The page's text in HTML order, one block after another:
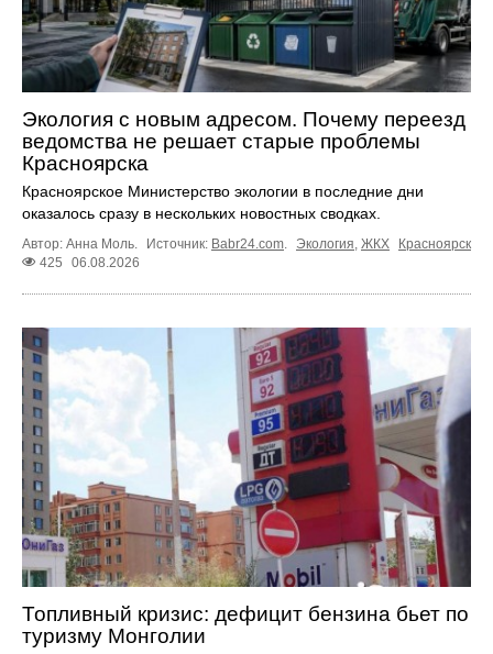
Экология с новым адресом. Почему переезд
ведомства не решает старые проблемы
Красноярска
Красноярское Министерство экологии в последние дни
оказалось сразу в нескольких новостных сводках.
Автор: Анна Моль. Источник: Babr24.com Экология ЖКХ
Красноярск
425
06.08.2026
Топливный кризис: дефицит бензина бьет по
туризму Монголии